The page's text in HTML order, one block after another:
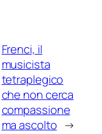
Frenci, il
musicista
tetraplegico
che non cerca
compassione
ma ascolto →